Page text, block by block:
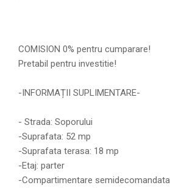
COMISION 0% pentru cumparare!
Pretabil pentru investitie!
-INFORMAȚII SUPLIMENTARE-
- Strada: Soporului
-Suprafata: 52 mp
-Suprafata terasa: 18 mp
-Etaj: parter
-Compartimentare semidecomandata